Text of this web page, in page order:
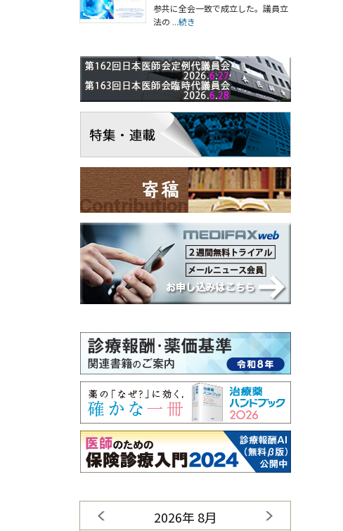
参共に全会一致で成立した。議員立
法の ...続き
2026年 8月